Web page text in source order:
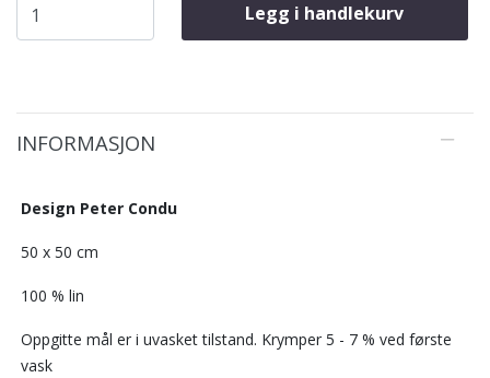
Legg i handlekurv
INFORMASJON
Design Peter Condu
50 x 50 cm
100 % lin
Oppgitte mål er i uvasket tilstand. Krymper 5 - 7 % ved første
vask